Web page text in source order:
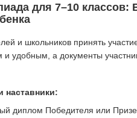
для 7–10 классов:
и школьников принять
удобным, а документы
наставники:
диплом Победителя или